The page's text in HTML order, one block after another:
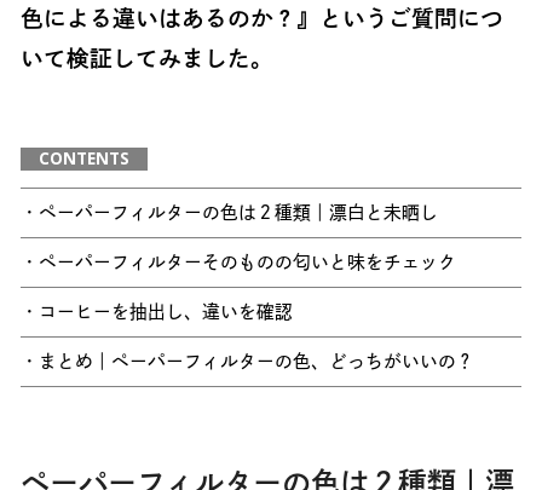
色による違いはあるのか？』というご質問につ
いて検証してみました。
CONTENTS
・ペーパーフィルターの色は２種類｜漂白と未晒し
・ペーパーフィルターそのものの匂いと味をチェック
・コーヒーを抽出し、違いを確認
・まとめ｜ペーパーフィルターの色、どっちがいいの？